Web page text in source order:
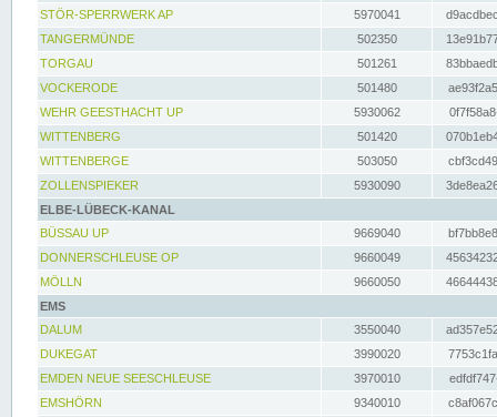
STÖR-SPERRWERK AP 5970041
TANGERMÜNDE
502350
TORGAU
501261
VOCKERODE
501480
WEHR GEESTHACHT UP
5930062
WITTENBERG
501420
WITTENBERGE
503050
ZOLLENSPIEKER
5930090
ELBE-LÜBECK-KANAL
BÜSSAU UP
9669040
DONNERSCHLEUSE OP
9660049
MÖLLN
9660050
EMS
DALUM
3550040
DUKEGAT
3990020
EMDEN NEUE SEESCHLEUSE
3970010
EMSHÖRN
9340010